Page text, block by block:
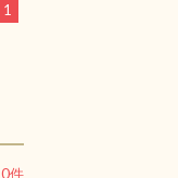
1
0件